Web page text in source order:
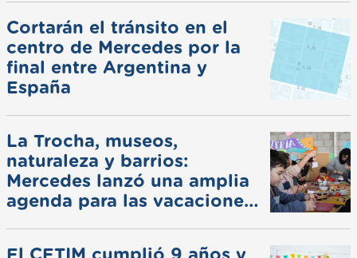
Cortarán el tránsito en el
centro de Mercedes por la
final entre Argentina y
España
La Trocha, museos,
naturaleza y barrios:
Mercedes lanzó una amplia
agenda para las vacaciones